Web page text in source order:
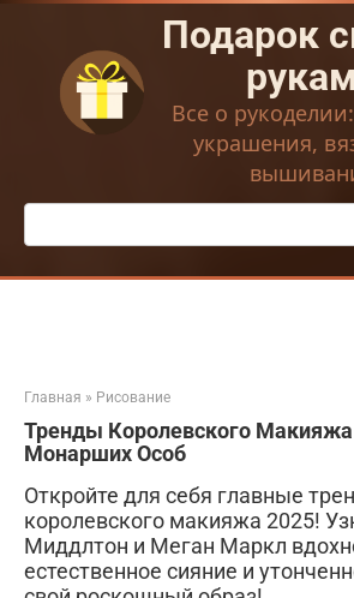
Перейти
контенту
Подарок
Все о
украшения,
Поиск:
Главная » Рисование
Тренды Королевского Макияжа
Монарших Особ
Откройте для себя главные
королевского макияжа 2025!
Миддлтон и Меган Маркл
естественное сияние и